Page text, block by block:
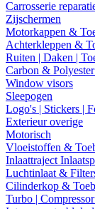
Carrosserie
Zijschermen
Motorkappen &
Achterkleppen &
Ruiten | Daken |
Carbon &
Window visors
Sleepogen
Logo's | Stickers |
Exterieur overige
Motorisch
Vloeistoffen &
Inlaattraject
Luchtinlaat &
Cilinderkop &
Turbo |